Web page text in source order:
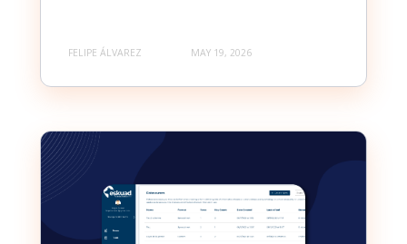
FELIPE ÁLVAREZ MAY 19, 2026